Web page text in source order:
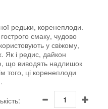
редьки, коренеплоди.
смаку, чудово
у свіжому,
Як і редис, дайкон
що виводять надлишок
того, ці коренеплоди